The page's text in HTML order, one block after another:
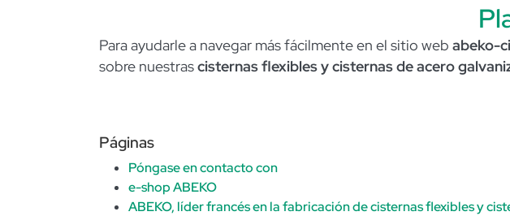
Para ayudarle a navegar más fácilmente en el sitio web abeko-
sobre nuestrascisternas flexibles y cisternas de acero
Páginas
Póngase en contacto con
e-shop ABEKO
ABEKO, líder francés en la fabricación de cisternas flexibles y